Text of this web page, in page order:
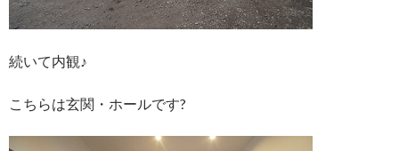
続いて内観♪
こちらは玄関・ホールです?